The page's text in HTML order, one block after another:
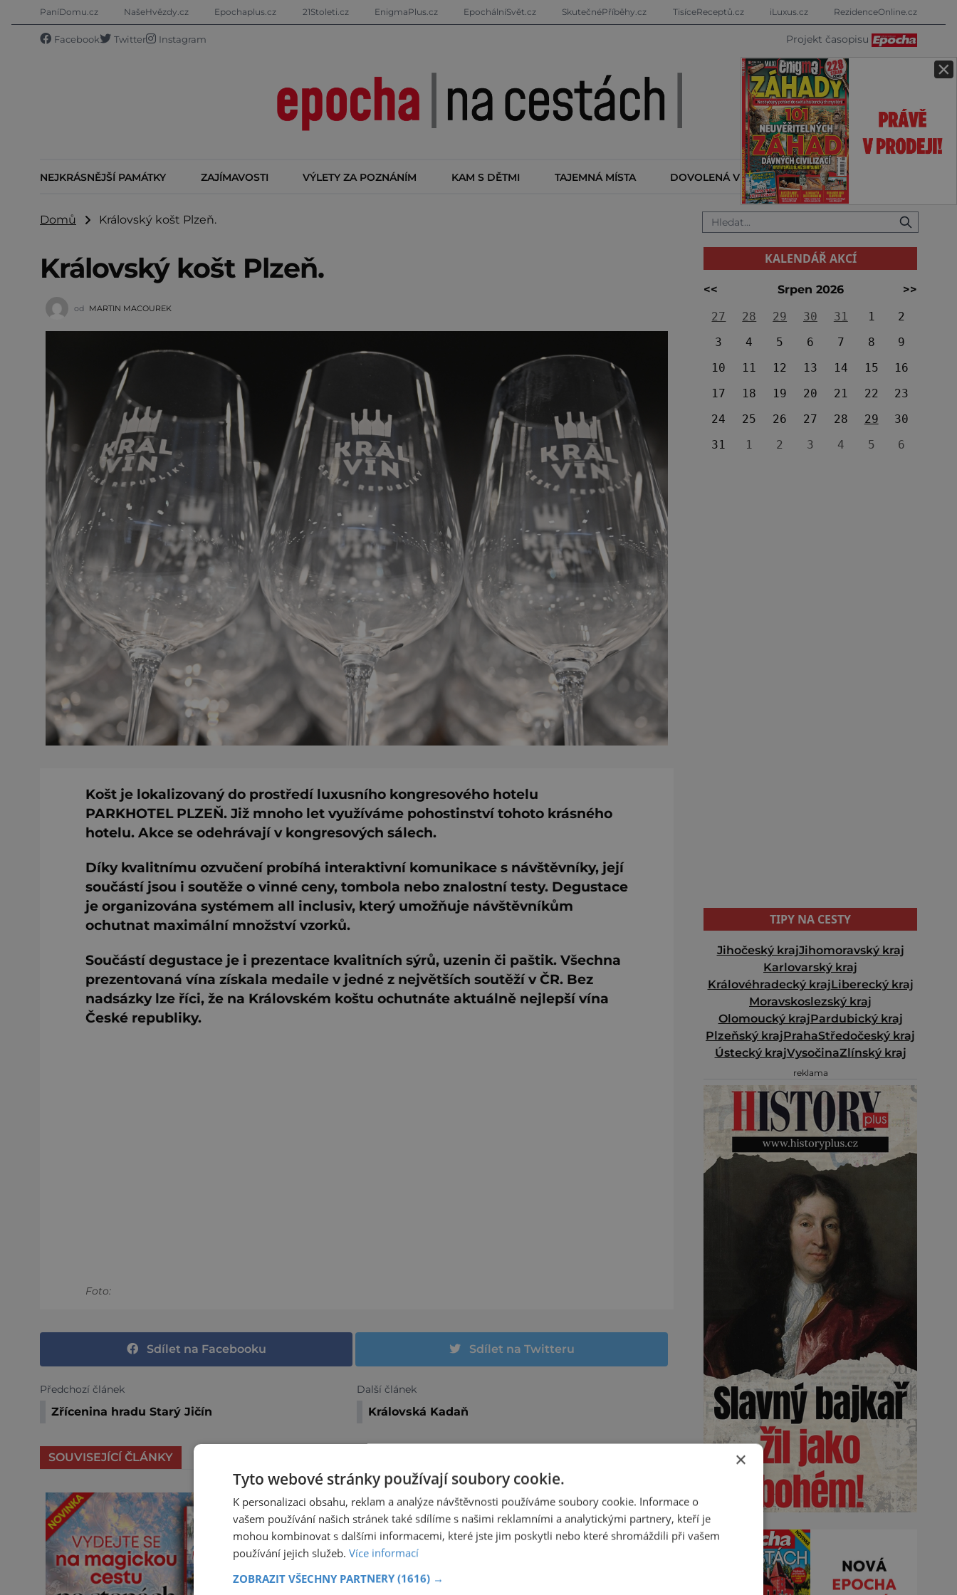
×
PaníDomu.cz NašeHvězdy.cz Epochaplus.cz 21Stoleti.cz EnigmaPlus.cz EpochálníSvět.cz SkutečnéPříběhy.cz TisíceReceptů.cz iLuxus.cz RezidenceOnline.cz
Facebook Twitter Instagram Projekt časopisu
NEJKRÁSNĚJŠÍ PAMÁTKY ZAJÍMAVOSTI VÝLETY ZA POZNÁNÍM KAM S DĚTMI TAJEMNÁ MÍSTA DOVOLENÁ V ZAHRANIČÍ KALENDÁŘ AKCÍ
Domů Královský košt Plzeň.
Královský košt Plzeň.
od MARTIN MACOUREK
Košt je lokalizovaný do prostředí luxusního kongresového hotelu
PARKHOTEL PLZEŇ. Již mnoho let využíváme pohostinství tohoto krásného
hotelu. Akce se odehrávají v kongresových sálech.
Díky kvalitnímu ozvučení probíhá interaktivní komunikace s návštěvníky, její
součástí jsou i soutěže o vinné ceny, tombola nebo znalostní testy. Degustace
je organizována systémem all inclusiv, který umožňuje návštěvníkům
ochutnat maximální množství vzorků.
Součástí degustace je i prezentace kvalitních sýrů, uzenin či paštik. Všechna
prezentovaná vína získala medaile v jedné z největších soutěží v ČR. Bez
nadsázky lze říci, že na Královském koštu ochutnáte aktuálně nejlepší vína
České republiky.
Foto:
Sdílet na Facebooku Sdílet na Twitteru
Předchozí článek
Zřícenina hradu Starý Jičín
Další článek
Královská Kadaň
SOUVISEJÍCÍ ČLÁNKY
OSTATNÍ
S NEJNOVĚJŠÍM PRŮVODCEM SE VE SVĚTĚ
MAGIE NEZTRATÍTE!
Nové vydání Knihovničky Průvodce zve na
magickou cestu po stopách kouzel. Tentokrát
KALENDÁŘ AKCÍ
<< Srpen 2026
>>
27
28 29 30 31 1
2
3
4 5 6 7 8
9
10
11 12 13 14 15
16
17
18 19 20 21 22
23
24
25 26 27 28 29
30
31
1 2 3 4 5 6
TIPY NA CESTY
Jihočeský krajJihomoravský kraj
Karlovarský kraj
Královéhradecký krajLiberecký kraj
Moravskoslezský kraj
Olomoucký krajPardubický kraj
Plzeňský krajPrahaStředočeský kraj
Ústecký krajVysočinaZlínský kraj
reklama
×
Tyto webové stránky používají soubory cookie.
K personalizaci obsahu, reklam a analýze návštěvnosti používáme soubory cookie. Informace o
vašem používání našich stránek také sdílíme s našimi reklamními a analytickými partnery, kteří je
mohou kombinovat s dalšími informacemi, které jste jim poskytli nebo které shromáždili při vašem
používání jejich služeb. Více informací
ZOBRAZIT VŠECHNY PARTNERY (1616) →